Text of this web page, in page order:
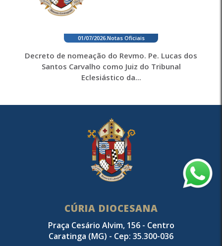
01/07/2026. Notas Oficiais
Decreto de nomeação do Revmo. Pe. Lucas dos
Santos Carvalho como Juiz do Tribunal
Eclesiástico da...
CÚRIA DIOCESANA
Praça Cesário Alvim, 156 - Centro
Caratinga (MG) - Cep: 35.300-036